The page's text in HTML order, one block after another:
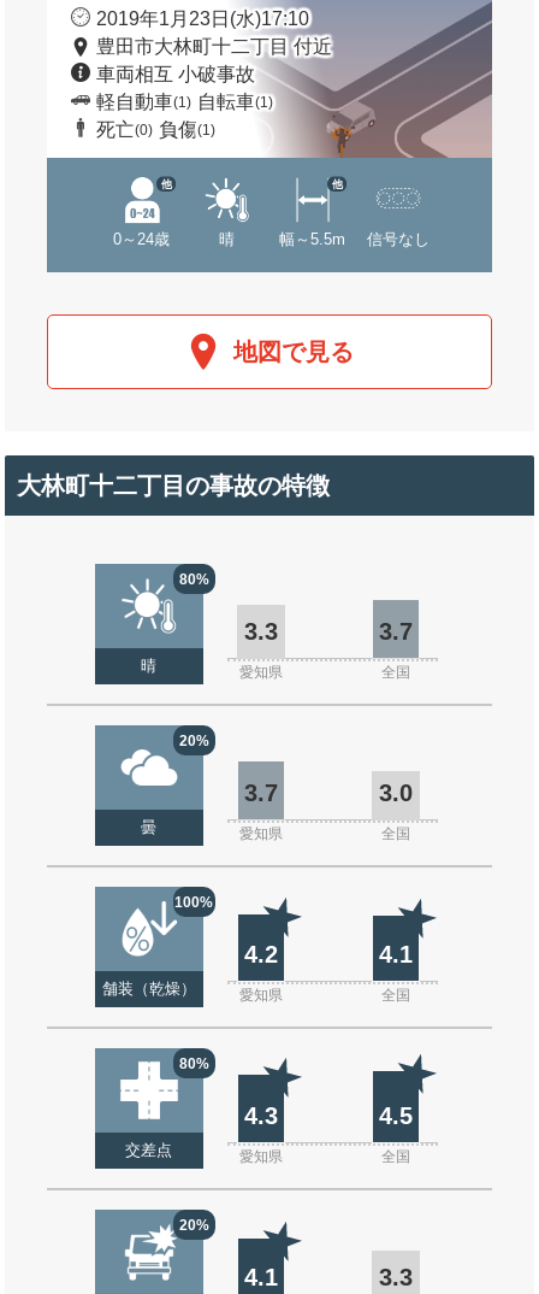
2019年1月23日(水)17:10
豊田市大林町十二丁目 付近
車両相互 小破事故
軽自動車(1) 自転車(1)
死亡(0) 負傷(1)
0～24歳
他
晴 幅～5.5m
他
信号なし
地図で見る
大林町十二丁目の事故の特徴
80%
晴
3.3 3.7
愛知県 全国
20%
曇
3.7 3.0
愛知県 全国
100%
舗装（乾燥）
4.2 4.1
愛知県 全国
80%
交差点
4.3 4.5
愛知県 全国
20%
4.1 3.3